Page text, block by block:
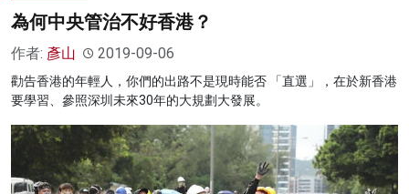
為何中央管治不好香港？
作者: 彥山 2019-09-06
勸告香港的年輕人，你們的出路不是現時能否 「直選」，在於新香港
要學習、參照深圳未來30年的大規劃大發展。